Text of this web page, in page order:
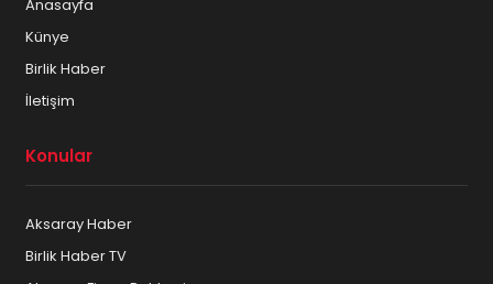
Anasayfa
Künye
Birlik Haber
İletişim
Konular
Aksaray Haber
Birlik Haber TV